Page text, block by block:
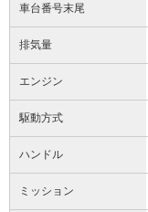
車台番号末尾
排気量
エンジン
駆動方式
ハンドル
ミッション